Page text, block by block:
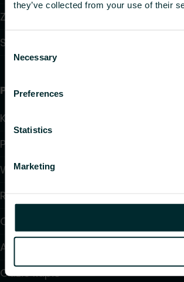
they’ve collected from your use of their
Consent
Selection
Necessary
Preferences
Statistics
Marketing
Zawory i głowice termostatyczne
Systemy instalacyjne
Przydatne linki
Kalkulatory doboru produktów
Pliki do pobrania
Wsparcie
Rozwiązania
O nas
Artykuły
Gdzie kupić